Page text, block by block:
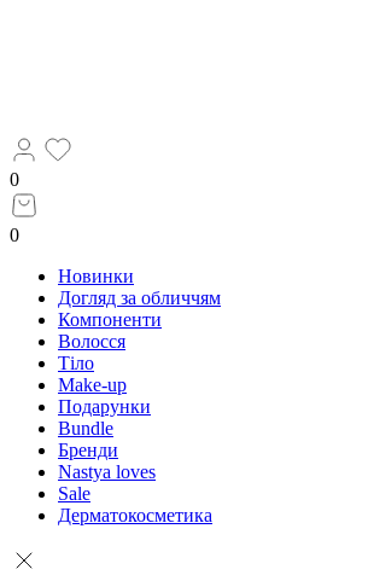
0
0
Новинки
Догляд за обличчям
Компоненти
Волосся
Тіло
Make-up
Подарунки
Bundle
Бренди
Nastya loves
Sale
Дерматокосметика